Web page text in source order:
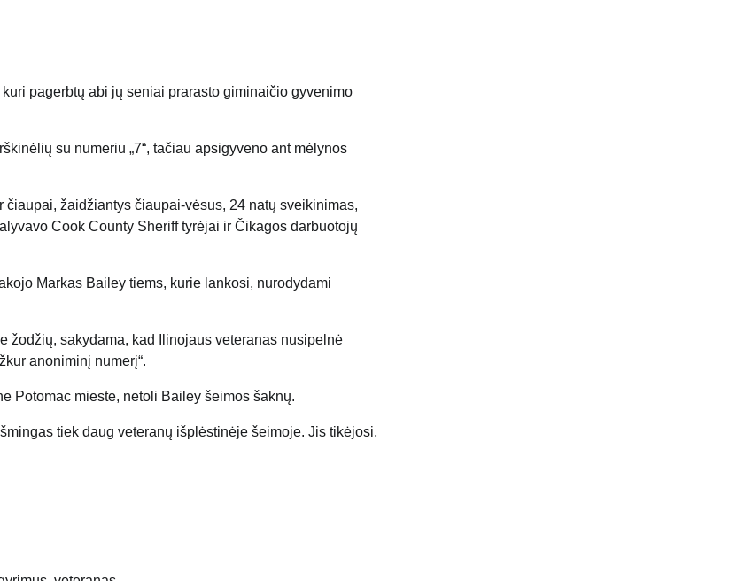
pagerbtų abi jų seniai prarasto giminaičio gyvenimo
su numeriu „7“, tačiau apsigyveno ant mėlynos
žaidžiantys čiaupai-vėsus, 24 natų sveikinimas,
Cook County Sheriff tyrėjai ir Čikagos darbuotojų
Markas Bailey tiems, kurie lankosi, nurodydami
žodžių, sakydama, kad Ilinojaus veteranas nusipelnė
anoniminį numerį“.
Potomac mieste, netoli Bailey šeimos šaknų.
tiek daug veteranų išplėstinėje šeimoje. Jis tikėjosi,